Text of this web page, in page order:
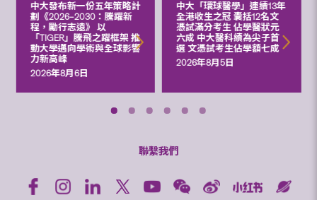
中大發布新一份五年策略計
劃《2026‒2030：騰躍新
程，勵行志遠》 以
「TIGER」騰飛之躍框架 推
動大學邁向學術與全球影響
力新高峰
2026年8月6日
中大「環球醫學」連續13年
全港收生之冠 囊括12名文
憑試滿分考生 佔學醫狀元
六成 中大醫科續為尖子首
選 文憑試考生佔學額七成
2026年8月5日
聯繫我們